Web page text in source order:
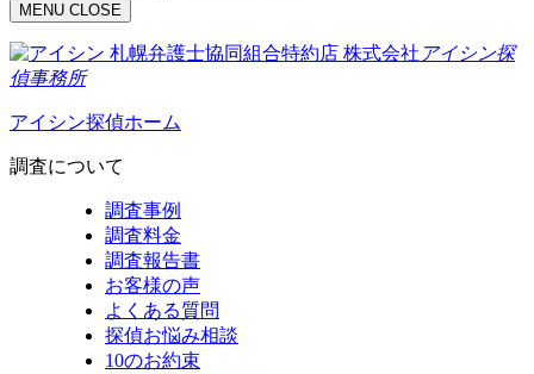
MENU CLOSE
札幌弁護士協同組合特約店 株式会社 アイシン探
偵事務所
アイシン探偵ホーム
調査について
調査事例
調査料金
調査報告書
お客様の声
よくある質問
探偵お悩み相談
10のお約束